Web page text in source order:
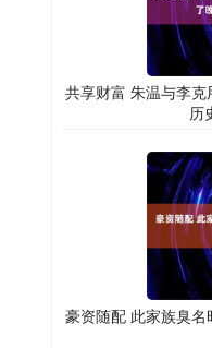
共享财富 朱温与李
历
豪资随配 此家族臭